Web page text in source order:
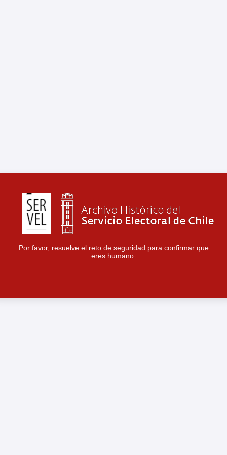
Por favor, resuelve el reto de seguridad para confirmar que
eres humano.